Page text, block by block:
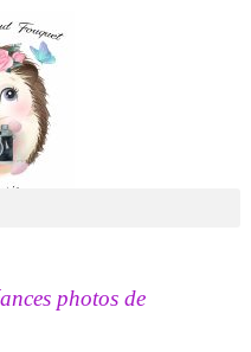
photos de